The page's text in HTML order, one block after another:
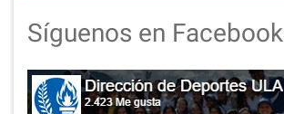
Síguenos en Facebook